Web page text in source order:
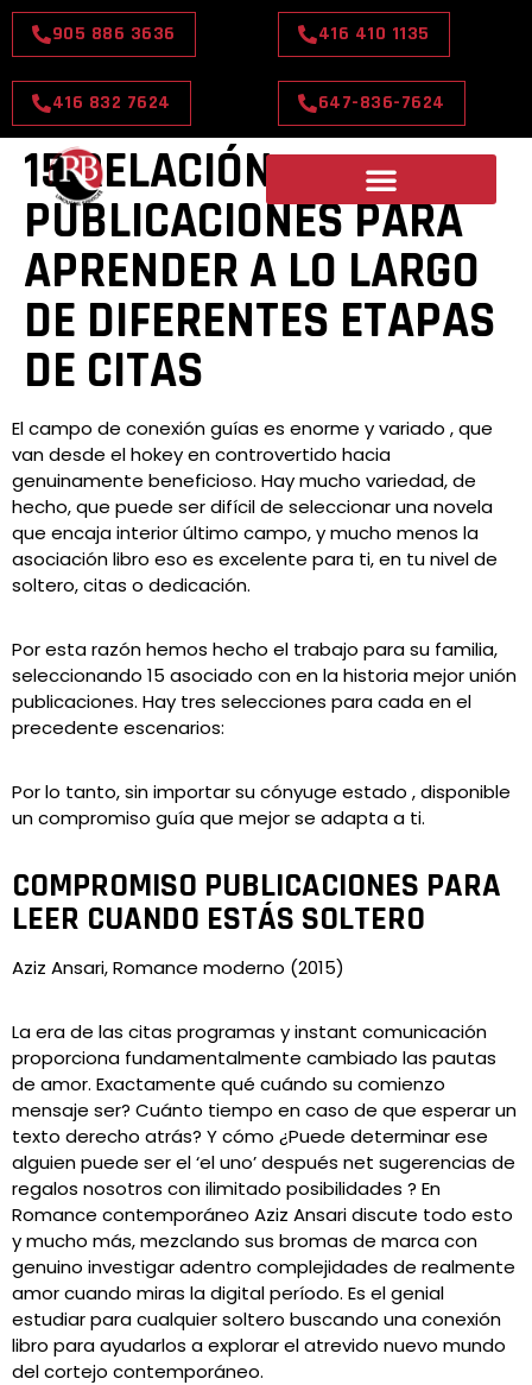
905 886 3636 416 410 1135
416 832 7624 647-836-7624
15 RELACIÓN
PUBLICACIONES PARA
APRENDER A LO LARGO
DE DIFERENTES ETAPAS
DE CITAS
El campo de conexión guías es enorme y variado , que
van desde el hokey en controvertido hacia
genuinamente beneficioso. Hay mucho variedad, de
hecho, que puede ser difícil de seleccionar una novela
que encaja interior último campo, y mucho menos la
asociación libro eso es excelente para ti, en tu nivel de
soltero, citas o dedicación.
Por esta razón hemos hecho el trabajo para su familia,
seleccionando 15 asociado con en la historia mejor unión
publicaciones. Hay tres selecciones para cada en el
precedente escenarios:
Por lo tanto, sin importar su cónyuge estado , disponible
un compromiso guía que mejor se adapta a ti.
COMPROMISO PUBLICACIONES PARA
LEER CUANDO ESTÁS SOLTERO
Aziz Ansari, Romance moderno (2015)
La era de las citas programas y instant comunicación
proporciona fundamentalmente cambiado las pautas
de amor. Exactamente qué cuándo su comienzo
mensaje ser? Cuánto tiempo en caso de que esperar un
texto derecho atrás? Y cómo ¿Puede determinar ese
alguien puede ser el ‘el uno’ después net sugerencias de
regalos nosotros con ilimitado posibilidades ? En
Romance contemporáneo Aziz Ansari discute todo esto
y mucho más, mezclando sus bromas de marca con
genuino investigar adentro complejidades de realmente
amor cuando miras la digital período. Es el genial
estudiar para cualquier soltero buscando una conexión
libro para ayudarlos a explorar el atrevido nuevo mundo
del cortejo contemporáneo.